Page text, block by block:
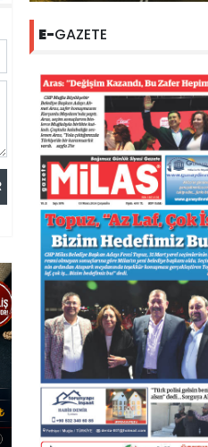
E-GAZETE